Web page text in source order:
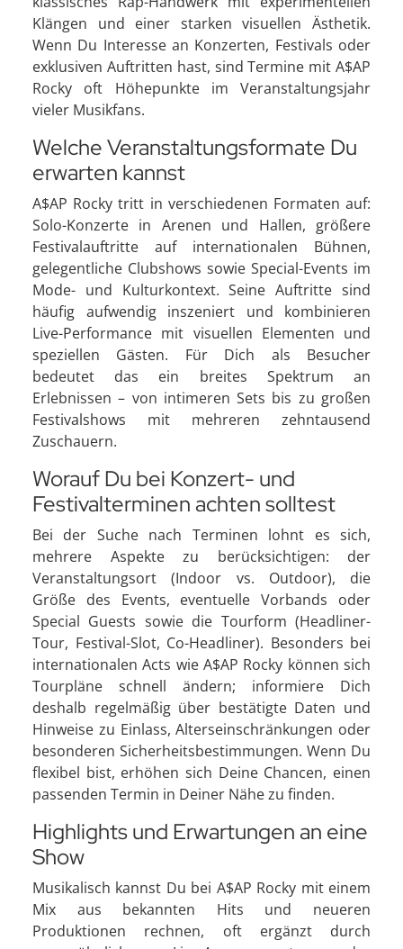
Klängen und einer starken visuellen Ästhetik.
Wenn Du Interesse an Konzerten, Festivals oder
exklusiven Auftritten hast, sind Termine mit A$AP
Rocky oft Höhepunkte im Veranstaltungsjahr
vieler Musikfans.
Welche Veranstaltungsformate Du
erwarten kannst
A$AP Rocky tritt in verschiedenen Formaten auf:
Solo-Konzerte in Arenen und Hallen, größere
Festivalauftritte auf internationalen Bühnen,
gelegentliche Clubshows sowie Special-Events im
Mode- und Kulturkontext. Seine Auftritte sind
häufig aufwendig inszeniert und kombinieren
Live-Performance mit visuellen Elementen und
speziellen Gästen. Für Dich als Besucher
bedeutet das ein breites Spektrum an
Erlebnissen – von intimeren Sets bis zu großen
Festivalshows mit mehreren zehntausend
Zuschauern.
Worauf Du bei Konzert- und
Festivalterminen achten solltest
Bei der Suche nach Terminen lohnt es sich,
mehrere Aspekte zu berücksichtigen: der
Veranstaltungsort (Indoor vs. Outdoor), die
Größe des Events, eventuelle Vorbands oder
Special Guests sowie die Tourform (Headliner-
Tour, Festival-Slot, Co-Headliner). Besonders bei
internationalen Acts wie A$AP Rocky können sich
Tourpläne schnell ändern; informiere Dich
deshalb regelmäßig über bestätigte Daten und
Hinweise zu Einlass, Alterseinschränkungen oder
besonderen Sicherheitsbestimmungen. Wenn Du
flexibel bist, erhöhen sich Deine Chancen, einen
passenden Termin in Deiner Nähe zu finden.
Highlights und Erwartungen an eine
Show
Musikalisch kannst Du bei A$AP Rocky mit einem
Mix aus bekannten Hits und neueren
Produktionen rechnen, oft ergänzt durch